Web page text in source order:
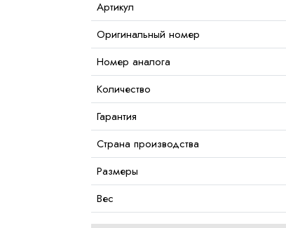
Артикул
Оригинальный номер
Номер аналога
Количество
Гарантия
Страна производства
Размеры
Вес